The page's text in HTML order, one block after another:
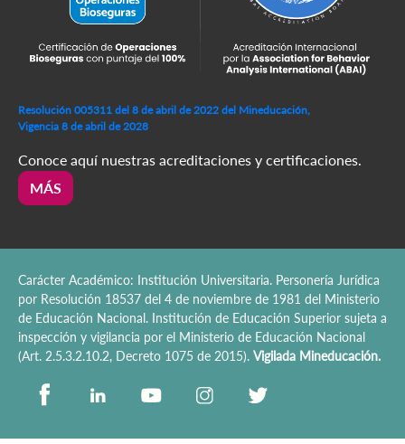
Resolución 005311 del 8 de abril de 2022 del Mineducación,
Vigencia 8 de abril de 2028
Conoce aquí nuestras acreditaciones y certificaciones.
MÁS
Carácter Académico: Institución Universitaria. Personería Jurídica
por Resolución 18537 del 4 de noviembre de 1981 del Ministerio
de Educación Nacional. Institución de Educación Superior sujeta a
inspección y vigilancia por el Ministerio de Educación Nacional
(Art. 2.5.3.2.10.2, Decreto 1075 de 2015). Vigilada Mineducación.